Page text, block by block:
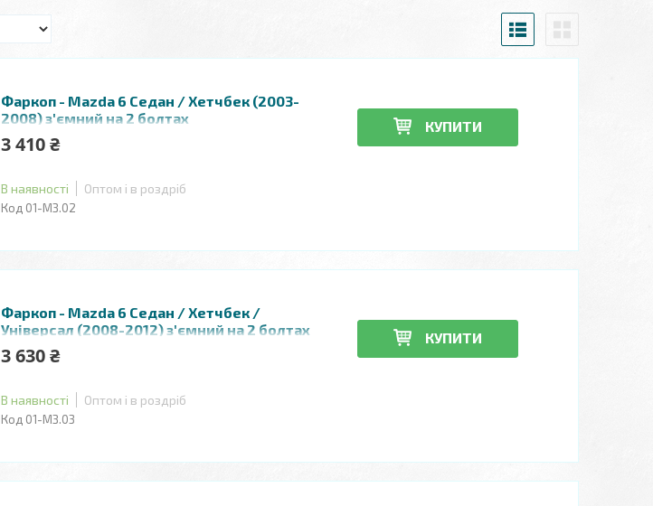
КУПИТИ
Фаркоп - Mazda 6 Седан / Хетчбек (2003-
2008) з'ємний на 2 болтах
3 410 ₴
В наявності Оптом і в роздріб
01-МЗ.02
КУПИТИ
Фаркоп - Mazda 6 Седан / Хетчбек /
Універсал (2008-2012) з'ємний на 2 болтах
3 630 ₴
В наявності Оптом і в роздріб
01-МЗ.03